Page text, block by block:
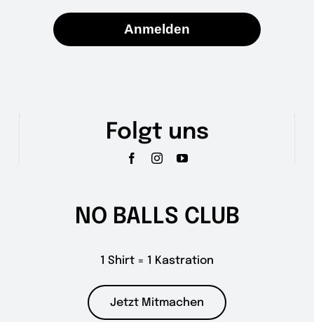
Anmelden
Folgt uns
NO BALLS CLUB
1 Shirt = 1 Kastration
Jetzt Mitmachen